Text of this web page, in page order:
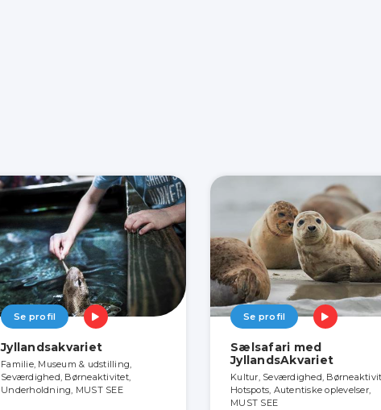
Se profil
Jyllandsakvariet
Familie, Museum & udstilling,
Seværdighed, Børneaktivitet,
Underholdning, MUST SEE
Se profil
Sælsafari med
JyllandsAkvariet
Kultur, Seværdighed,
Hotspots, Autentiske oplevelser,
MUST SEE